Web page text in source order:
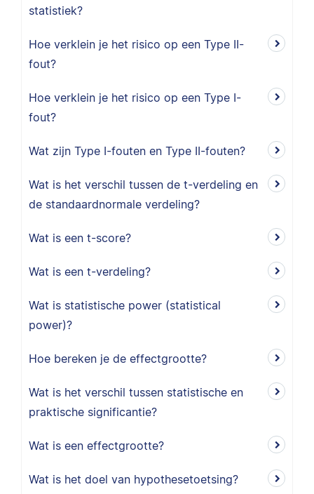
statistiek?
Hoe verklein je het risico op een Type II-
fout?
Hoe verklein je het risico op een Type I-
fout?
Wat zijn Type I-fouten en Type II-fouten?
Wat is het verschil tussen de t-verdeling en
de standaardnormale verdeling?
Wat is een t-score?
Wat is een t-verdeling?
Wat is statistische power (statistical
power)?
Hoe bereken je de effectgrootte?
Wat is het verschil tussen statistische en
praktische significantie?
Wat is een effectgrootte?
Wat is het doel van hypothesetoetsing?